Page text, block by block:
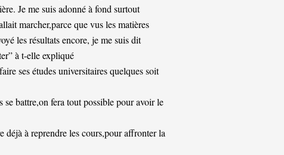
Je me suis adonné à fond surtout
marcher,parce que vus les matières
les résultats encore, je me suis dit
à t-elle expliqué
ses études universitaires quelques soit
battre,on fera tout possible pour avoir le
déjà à reprendre les cours,pour affronter la